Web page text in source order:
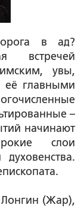
в ад?
встречей
увы,
её главными
–
начинают
слои
Лонгин (Жар),